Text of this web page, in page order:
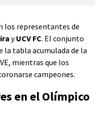
los representantes de
yUCV FC. El conjunto
la tabla acumulada de la
mientras que los
campeones.
en el Olímpico